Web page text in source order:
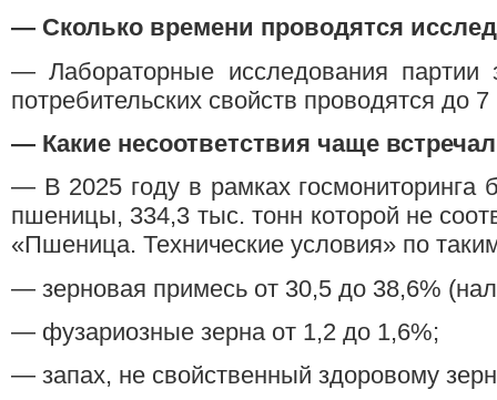
— Сколько времени проводятся
— Лабораторные исследования партии
потребительских свойств проводятся до
— Какие несоответствия чаще
— В 2025 году в рамках госмониторинга
пшеницы, 334,3 тыс. тонн которой не
«Пшеница. Технические условия» по
— зерновая примесь от 30,5 до 38,6%
— фузариозные зерна от 1,2 до 1,6%;
— запах, не свойственный здоровому